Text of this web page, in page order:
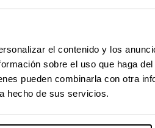
el contenido y los
sobre el uso que haga
pueden combinarla con otra
hecho de sus servicios.